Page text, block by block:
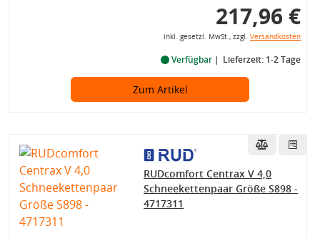
217,96 €
inkl. gesetzl. MwSt., zzgl. Versandkosten
Verfügbar Lieferzeit: 1-2 Tage
Zum Artikel
RUDcomfort Centrax V 4,0
Schneekettenpaar Größe S898 -
4717311